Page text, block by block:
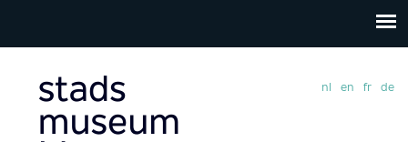
nl en fr de